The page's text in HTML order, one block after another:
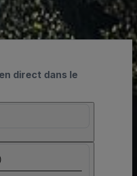
direct dans le